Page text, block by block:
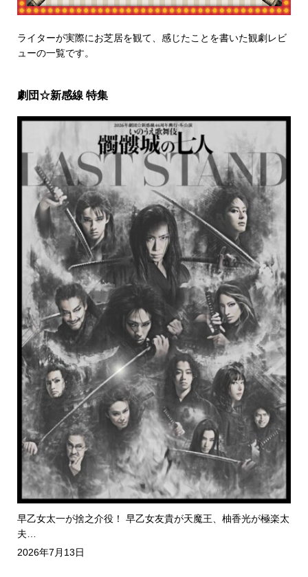
ライターが実際にお芝居を観て、感じたことを書いた観劇レビ
ューの一覧です。
劇団☆新感線 特集
早乙女太一が捨之介役！ 早乙女友貴が天魔王、柚香光が極楽太
夫…
2026年7月13日